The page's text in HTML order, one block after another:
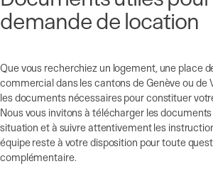
demande de location
Que vous recherchiez un logement, une place
commercial dans les cantons de Genève ou de
les documents nécessaires pour constituer
Nous vous invitons à télécharger les
situation et à suivre attentivement les
équipe reste à votre disposition pour toute
complémentaire.